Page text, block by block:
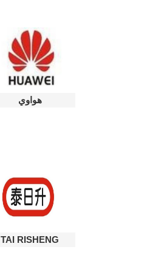
هواوي
TAI RISHENG